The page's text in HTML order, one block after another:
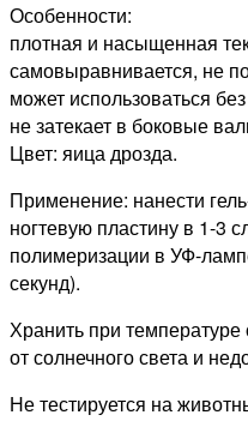
Особенности:
плотная и насыщенная
самовыравнивается, не
может использоваться
не затекает в боковые
Цвет: яица дрозда.
Применение: нанести
ногтевую пластину в 1-3
полимеризации в УФ-
секунд).
Хранить при
от солнечного света и
Не тестируется на